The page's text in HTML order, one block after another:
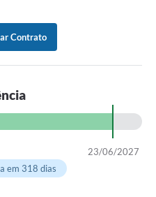
Contrato
23/06/2027
em 318 dias